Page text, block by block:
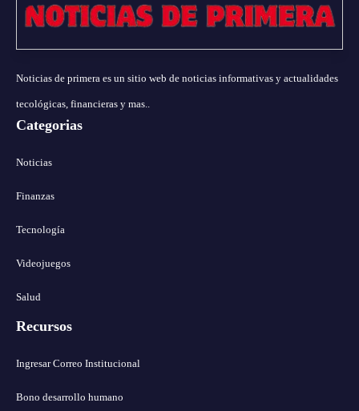
Noticias de primera es un sitio web de noticias informativas y actualidades
tecológicas, financieras y mas..
Categorias
Noticias
Finanzas
Tecnología
Videojuegos
Salud
Recursos
Ingresar Correo Institucional
Bono desarrollo humano